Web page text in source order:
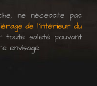
ne nécessite pas
de l'intérieur du
toute saleté pouvant
envisagé.